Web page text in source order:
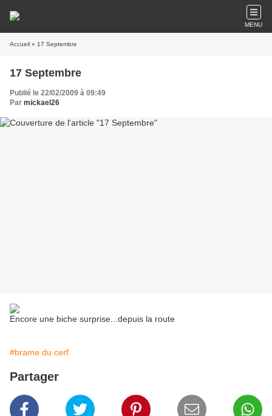
MENU
Accueil » 17 Septembre
17 Septembre
Publié le 22/02/2009 à 09:49
Par mickael26
Encore une biche surprise...depuis la route
#brame du cerf
Partager